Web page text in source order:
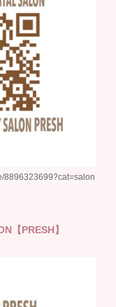
8896323699?cat=salon
【PRESH】